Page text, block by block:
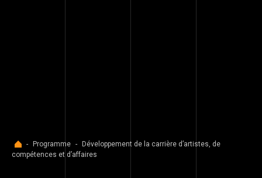
Accueil
- Programme -
Développement de la carrière d’artistes, de
compétences et d’affaires